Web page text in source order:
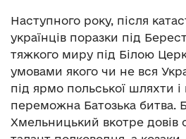
Наступного року, після
українців поразки під
тяжкого миру під Білою
умовами якого чи не вся
під ярмо польської шляхти і
переможна Батозька битва.
Хмельницький вкотре довів